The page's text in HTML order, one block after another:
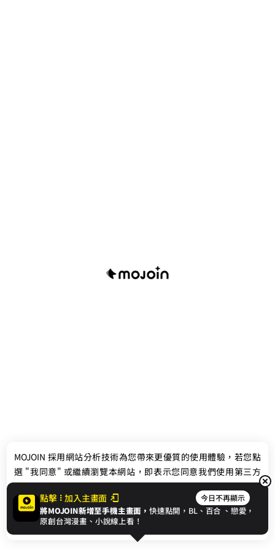
聯絡我們
© 2024 gamania Digital Entertainment Co., Ltd.
點擊 加入主畫面 今日不再顯示
將MOJOIN新增至手機主畫面，快速點開，BL、 百合 、戀愛，
原創台灣漫畫、小說線上看！
MOJOIN 採用網站分析技術為您帶來更優質的使用體驗，若您點
選 "我同意" 或繼續瀏覽本網站，即表示您同意我們使用第三方
Cookie，欲瞭解更多資訊請見隱私權政策。
我同意